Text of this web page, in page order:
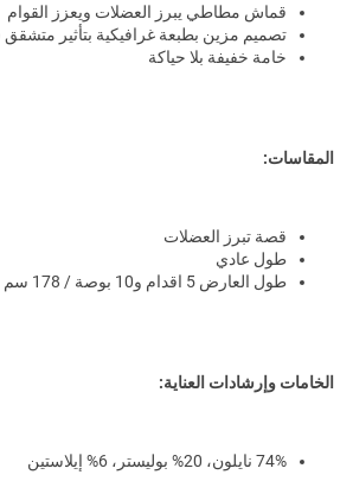
قماش مطاطي يبرز العضلات ويعزز القوام
تصميم مزين بطبعة غرافيكية بتأثير متشقق
خامة خفيفة بلا حياكة
المقاسات:
قصة تبرز العضلات
طول عادي
طول العارض 5 اقدام و10 بوصة / 178 سم ويرتدي مقاس L
الخامات وإرشادات العناية:
74% نايلون، 20% بوليستر، 6% إيلاستين